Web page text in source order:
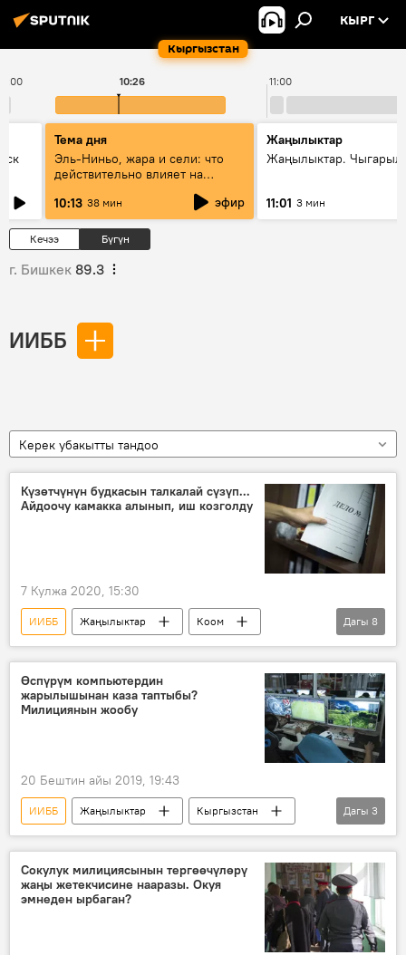
Кыргызстан
КЫРГ
11:00
10:26
Тема дня
Эль-Ниньо, жара и сели: что
действительно влияет на
10:13 38 мин эфир
Жаңылыктар
Жаңылыктар.
11:01 3 мин
Кечээ Бүгүн
г. Бишкек 89.3
ИИББ
Керек убакытты тандоо
Күзөтчүнүн будкасын талкалай сүзүп...
Айдоочу камакка алынып, иш козголду
7 Кулжа 2020, 15:30
ИИББ Жаңылыктар
Коом
Кыргызстан
Окуялар
Бишкек
айдоочу
жолтандабас
кылмыш иши
камак
2020-жылдын башынан бери Кыргызстанда болгон жол кырсыктар
Дагы 8
Өспүрүм компьютердин
жарылышынан каза таптыбы?
Милициянын жообу
20 Бештин айы 2019, 19:43
ИИББ Жаңылыктар
Кыргызстан
Окуялар
Чүй облусу компьютер
Дагы 3
Сокулук милициясынын тергөөчүлөрү
жаңы жетекчисине нааразы. Окуя
эмнеден ырбаган?